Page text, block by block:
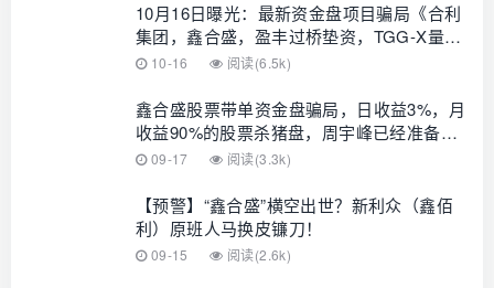
10月16日曝光：最新资金盘项目骗局《合利
集团，鑫合盛，盈丰过桥垫资，TGG-X量
化，汇鑫赢IG》随时可能卷钱跑路！
10-16 阅读(6.5k)
鑫合盛股票带单资金盘骗局，日收益3%，月
收益90%的股票杀猪盘，周宇峰已经准备跑
路了…
09-17 阅读(3.3k)
【预警】“鑫合盛”横空出世？新利众（鑫佰
利）原班人马换皮镰刀！
09-15 阅读(2.6k)